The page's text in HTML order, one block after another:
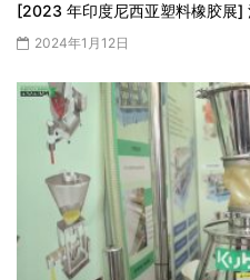
[2023 年印度尼西亚塑料橡胶展]
2024年1月12日